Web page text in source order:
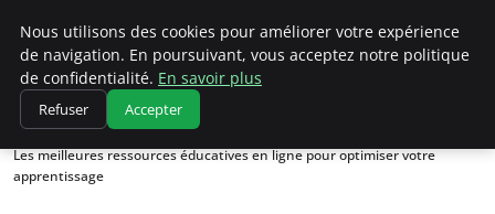
Chasseur De Tête
Accueil
Actualité
Les meilleures ressources éducatives en ligne pour optimiser votre
apprentissage
Nous utilisons des cookies pour améliorer votre expérience
de navigation. En poursuivant, vous acceptez notre politique
de confidentialité. En savoir plus
Refuser Accepter